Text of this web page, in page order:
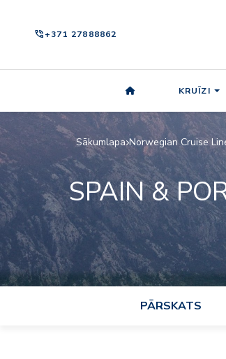
phone_in_talk+371 27888862
KRUĪZI
Sākumlapa Norwegian Cruise
SPAIN &
PĀRSKATS